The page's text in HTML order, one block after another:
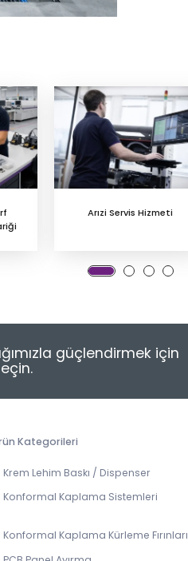
Arızi Servis Hizmeti
güçlendirmek için
Kategorileri
Krem Lehim Baskı / Dispenser
Konformal Kaplama Sistemleri
Konformal Kaplama Kürleme Fırınları